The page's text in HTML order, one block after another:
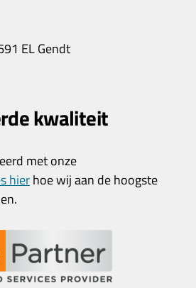
EL Gendt
kwaliteit
met onze
hierhoe wij aan de hoogste